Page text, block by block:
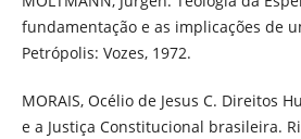
fundamentação e as implicações de
Petrópolis: Vozes, 1972.
MORAIS, Océlio de Jesus C. Direitos
e a Justiça Constitucional brasileira.